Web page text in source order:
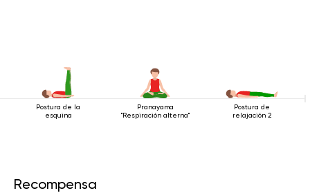
Postura de la
esquina
Pranayama
"Respiración alterna"
Postura de
relajación 2
Recompensa